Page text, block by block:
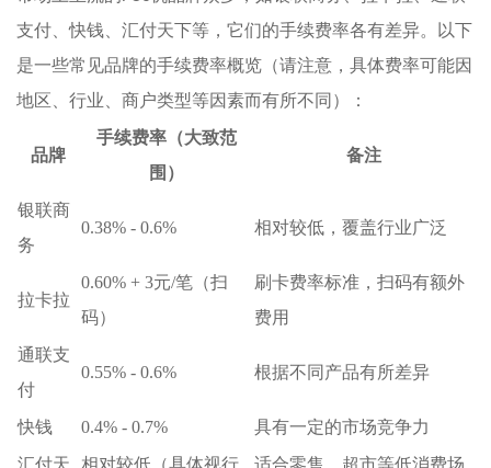
支付、快钱、汇付天下等，它们的手续费率各有差异。以下
是一些常见品牌的手续费率概览（请注意，具体费率可能因
地区、行业、商户类型等因素而有所不同）：
品牌
手续费率（大致范
围）
备注
银联商
务
0.38% - 0.6% 相对较低，覆盖行业广泛
拉卡拉
0.60% + 3元/笔（扫
码）
刷卡费率标准，扫码有额外
费用
通联支
付
0.55% - 0.6% 根据不同产品有所差异
快钱 0.4% - 0.7%
具有一定的市场竞争力